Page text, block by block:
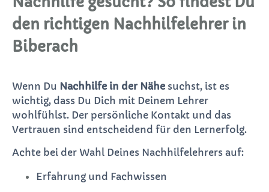
den richtigen Nachhilfelehrer in
Biberach
Wenn Du Nachhilfe in der Nähe suchst, ist es
wichtig, dass Du Dich mit Deinem Lehrer
wohlfühlst. Der persönliche Kontakt und das
Vertrauen sind entscheidend für den Lernerfolg.
Achte bei der Wahl Deines Nachhilfelehrers auf:
Erfahrung und Fachwissen